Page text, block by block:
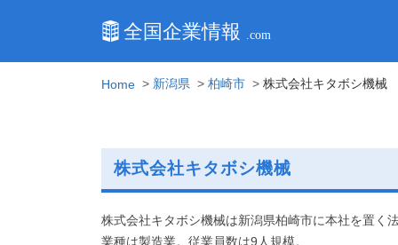
Home 新潟県 柏崎市 株式会社キタボシ機械
株式会社キタボシ機械
株式会社キタボシ機械は新潟県柏崎市に本社を置く法
業種は製造業。従業員数は9人規模。